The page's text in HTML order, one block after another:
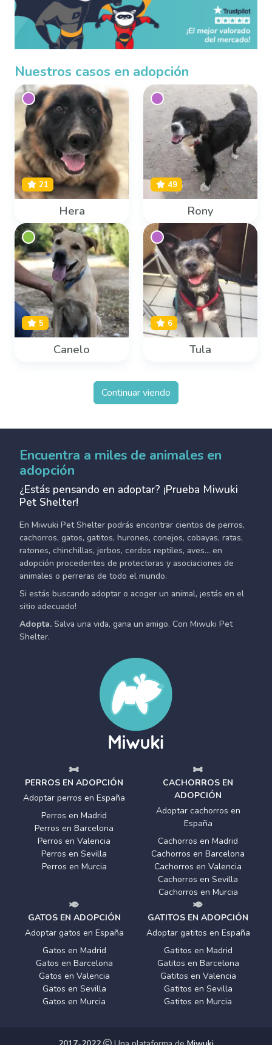
Nuestros casos en adopción
21
Hera
49
Rony
5
Canelo
6
Tula
Continuar viendo
Encuentra a miles de animales en
adopción
¿Estás pensando en adoptar? ¡Prueba Miwuki
Pet Shelter!
En Miwuki Pet Shelter podrás encontrar cientos de perros,
cachorros, gatos, gatitos, hurones, conejos, cobayas, ratas,
ratones, chinchillas, jerbos, cerdos reptiles, aves... en
adopción procedentes de protectoras y asociaciones de
animales o perreras de todo el mundo.
Si estás buscando adoptar o acoger un animal, ¡estás en el
sitio adecuado!
Adopta. Salva una vida, gana un amigo. Con Miwuki Pet
Shelter.
PERROS EN ADOPCIÓN
Adoptar perros en España
Perros en Madrid
Perros en Barcelona
Perros en Valencia
Perros en Sevilla
Perros en Murcia
CACHORROS EN
ADOPCIÓN
Adoptar cachorros en
España
Cachorros en Madrid
Cachorros en Barcelona
Cachorros en Valencia
Cachorros en Sevilla
Cachorros en Murcia
GATOS EN ADOPCIÓN
Adoptar gatos en España
Gatos en Madrid
Gatos en Barcelona
Gatos en Valencia
Gatos en Sevilla
Gatos en Murcia
GATITOS EN ADOPCIÓN
Adoptar gatitos en España
Gatitos en Madrid
Gatitos en Barcelona
Gatitos en Valencia
Gatitos en Sevilla
Gatitos en Murcia